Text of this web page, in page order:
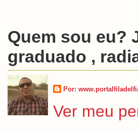
Quem sou eu?
graduado ,
Por:
Ver meu